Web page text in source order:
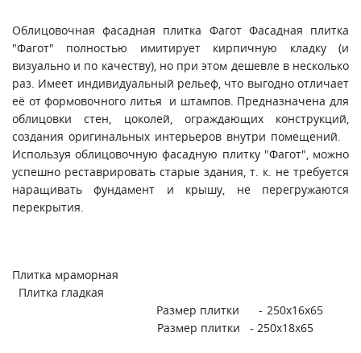
Облицовочная фасадная плитка Фагот Фасадная плитка
"Фагот" полностью имитирует кирпичную кладку (и
визуально и по качеству), но при этом дешевле в несколько
раз. Имеет индивидуальный рельеф, что выгодно отличает
её от формовочного литья и штампов. Предназначена для
облицовки стен, цоколей, ограждающих конструкций,
создания оригинальных интерьеров внутри помещений.
Используя облицовочную фасадную плитку "Фагот", можно
успешно реставрировать старые здания, т. к. не требуется
наращивать фундамент и крышу, не перегружаются
перекрытия.
Плитка мраморная
Плитка гладкая
Размер плитки - 250х16х65
Размер плитки - 250х18х65